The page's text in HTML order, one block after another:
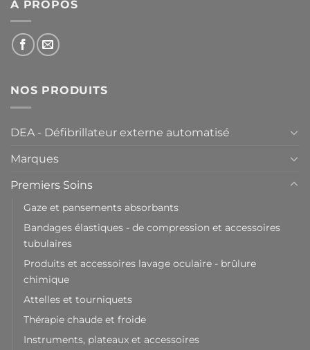
À PROPOS
NOS PRODUITS
DEA - Défibrillateur externe automatisé
Marques
Premiers Soins
Gaze et pansements absorbants
Bandages élastiques - de compression et accessoires
tubulaires
Produits et accessoires lavage oculaire - brûlure
chimique
Attelles et tourniquets
Thérapie chaude et froide
Instruments, plateaux et accessoires